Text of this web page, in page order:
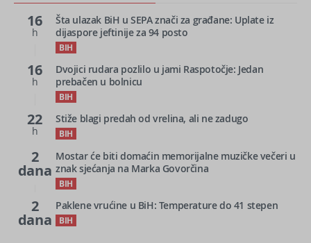
16
h
Šta ulazak BiH u SEPA znači za građane: Uplate iz
dijaspore jeftinije za 94 posto
BIH
16
h
Dvojici rudara pozlilo u jami Raspotočje: Jedan
prebačen u bolnicu
BIH
22
h
Stiže blagi predah od vrelina, ali ne zadugo
BIH
2
dana
Mostar će biti domaćin memorijalne muzičke večeri u
znak sjećanja na Marka Govorčina
BIH
2
dana
Paklene vrućine u BiH: Temperature do 41 stepen
BIH